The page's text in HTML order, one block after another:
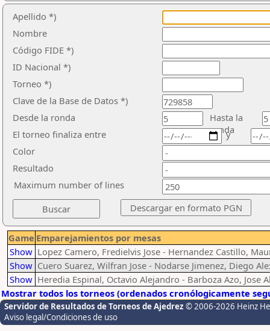
Apellido *)
Nombre
Código FIDE *)
ID Nacional *)
Torneo *)
Clave de la Base de Datos *)
Desde la ronda
Hasta la
ronda
El torneo finaliza entre
Color
Resultado
y
Maximum number of lines
Game Emparejamientos por mesas
Show Lopez Camero, Fredielvis Jose - Hernandez Castillo,
Show Cuero Suarez, Wilfran Jose - Nodarse Jimenez, Diego
Show Heredia Espinal, Octavio Alejandro - Barboza Azo, Jose
Mostrar todos los torneos (ordenados cronólogicamente
Servidor de Resultados de Torneos de Ajedrez © 2006-2026 Heinz
Aviso legal/Condiciones de uso